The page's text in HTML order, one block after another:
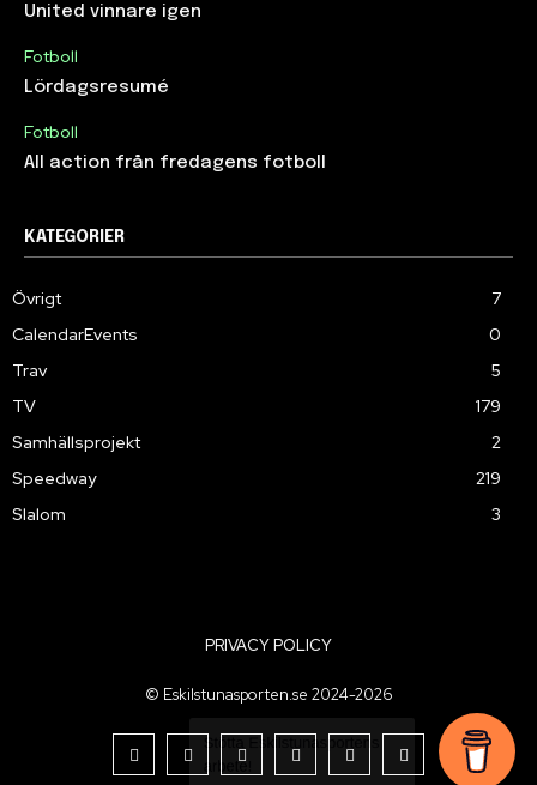
United vinnare igen
Fotboll
Lördagsresumé
Fotboll
All action från fredagens fotboll
KATEGORIER
Övrigt
7
CalendarEvents
0
Trav
5
TV
179
Samhällsprojekt
2
Speedway
219
Slalom
3
PRIVACY POLICY
© Eskilstunasporten.se 2024-2026